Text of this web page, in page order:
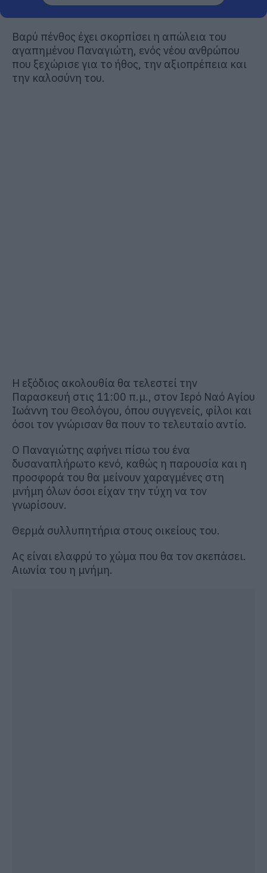
Βαρύ πένθος έχει σκορπίσει η απώλεια του
αγαπημένου Παναγιώτη, ενός νέου ανθρώπου
που ξεχώρισε για το ήθος, την αξιοπρέπεια και
την καλοσύνη του.
Η εξόδιος ακολουθία θα τελεστεί την
Παρασκευή στις 11:00 π.μ., στον Ιερό Ναό Αγίου
Ιωάννη του Θεολόγου, όπου συγγενείς, φίλοι και
όσοι τον γνώρισαν θα πουν το τελευταίο αντίο.
Ο Παναγιώτης αφήνει πίσω του ένα
δυσαναπλήρωτο κενό, καθώς η παρουσία και η
προσφορά του θα μείνουν χαραγμένες στη
μνήμη όλων όσοι είχαν την τύχη να τον
γνωρίσουν.
Θερμά συλλυπητήρια στους οικείους του.
Ας είναι ελαφρύ το χώμα που θα τον σκεπάσει.
Αιωνία του η μνήμη.